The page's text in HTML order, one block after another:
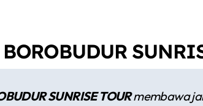
SUNRISE TOURmembawa